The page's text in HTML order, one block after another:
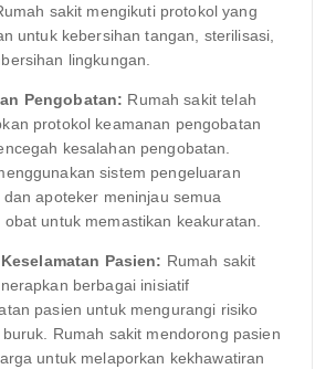
sakit mengikuti protokol yang
untuk kebersihan tangan, sterilisasi,
lingkungan.
Pengobatan: Rumah sakit telah
protokol keamanan pengobatan
kesalahan pengobatan.
sistem pengeluaran
dan apoteker meninjau semua
obat untuk memastikan keakuratan.
Pasien: Rumah sakit
berbagai inisiatif
pasien untuk mengurangi risiko
buruk. Rumah sakit mendorong pasien
untuk melaporkan kekhawatiran